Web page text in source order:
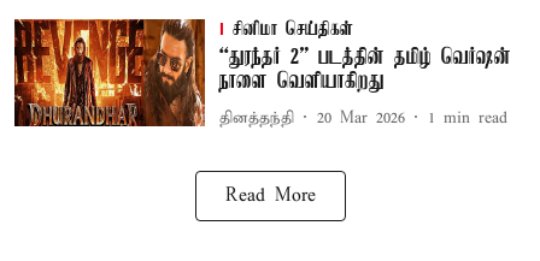
சினிமா செய்திகள்
“துரந்தர் 2” படத்தின் தமிழ் வெர்ஷன்
நாளை வெளியாகிறது
தினத்தந்தி 20 Mar 2026 1 min read
Read More